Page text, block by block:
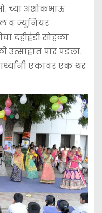
च्या अशोकभाऊ
व ज्युनियर
दहीहंडी सोहळा
उत्साहात पार पडला.
एकावर एक थर